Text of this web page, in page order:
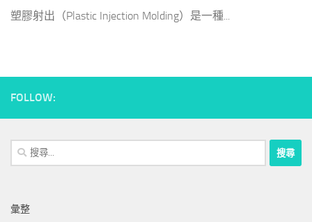
塑膠射出（Plastic Injection Molding）是一種...
FOLLOW:
搜
尋
字:
彙整